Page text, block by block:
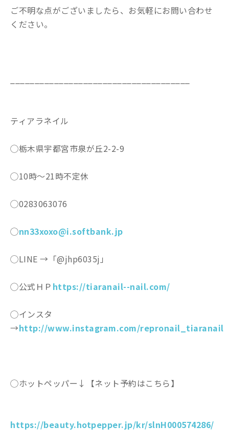
ご不明な点がございましたら、お気軽にお問い合わせ
ください。
ティアラネイル
◯栃木県宇都宮市泉が丘2-2-9
◯10時〜21時不定休
◯0283063076
◯nn33xoxo@i.softbank.jp
◯LINE →「@jhp6035j」
◯公式ＨＰ https://tiaranail--nail.com/
◯インスタ
→http://www.instagram.com/repronail_tiaranail
◯ホットペッパー↓【ネット予約はこちら】
https://beauty.hotpepper.jp/kr/slnH000574286/